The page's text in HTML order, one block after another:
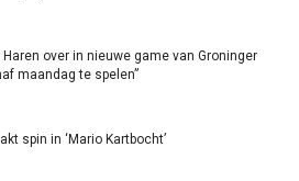
over in nieuwe game van Groninger
maandag te spelen”
spin in ‘Mario Kartbocht’